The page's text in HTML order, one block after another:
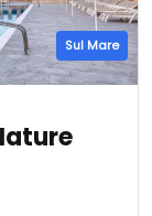
Sul Mare